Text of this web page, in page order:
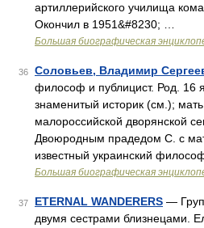
артиллерийского училища
Окончил в 1951&#8230; …
Большая биографическая
36 Соловьев, Владимир
философ и публицист. Род. 16
знаменитый историк (см.);
малороссийской дворянской
Двоюродным прадедом С. с
известный украинский
Большая биографическая
37 ETERNAL WANDERERS —
двумя сестрами близнецами.